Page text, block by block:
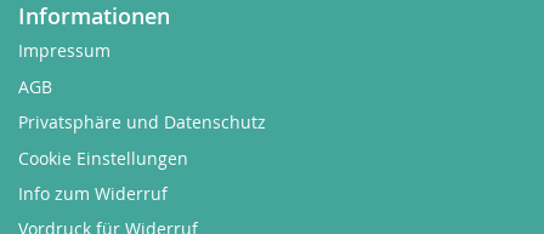
Informationen
Impressum
AGB
Privatsphäre und Datenschutz
Cookie Einstellungen
Info zum Widerruf
Vordruck für Widerruf